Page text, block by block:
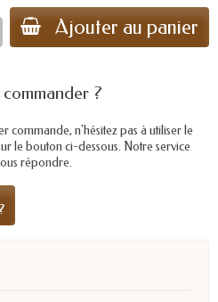
Ajouter au panier
?
commande, n'hésitez pas à utiliser le
le bouton ci-dessous. Notre service
répondre.